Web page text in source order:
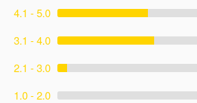
コメント10件拍手25回
4.1 - 5.0
3.1 - 4.0
2.1 - 3.0
1.0 - 2.0